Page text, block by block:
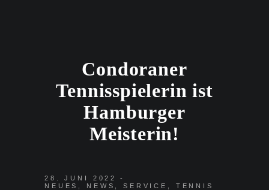
Condoraner
Tennisspielerin ist
Hamburger
Meisterin!
28. JUNI 2022
NEUES
NEWS ,SERVICE TENNIS